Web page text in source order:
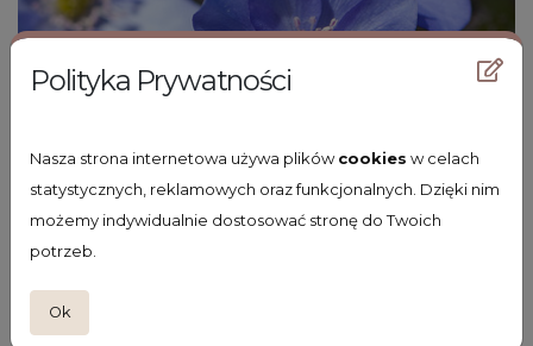
Polityka Prywatności
Nasza strona internetowa używa plikówcookies w celach
statystycznych, reklamowych oraz funkcjonalnych. Dzięki nim
możemy indywidualnie dostosować stronę do Twoich
potrzeb.
Ok